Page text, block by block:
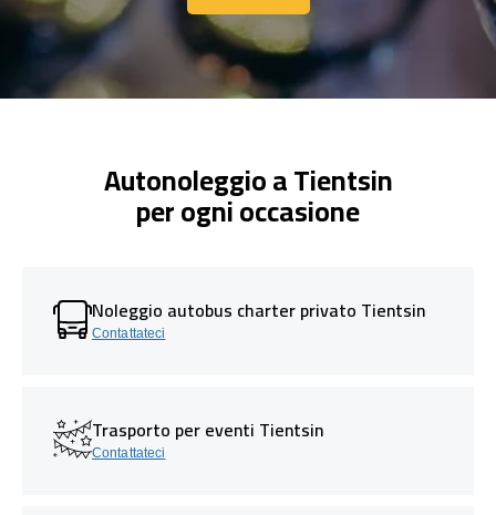
Contattaci
Autonoleggio a Tientsin
per ogni occasione
Noleggio autobus charter privato Tientsin
Contattateci
Trasporto per eventi Tientsin
Contattateci